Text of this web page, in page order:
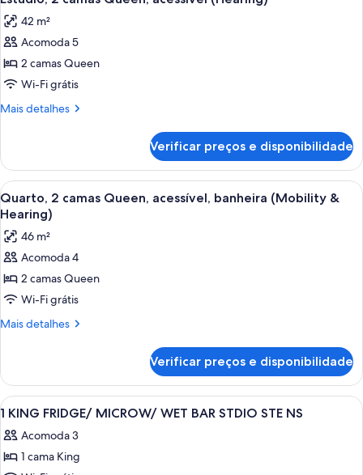
(Hearing)
todas
as
fotos
de
Estúdio,
2
acessível
(Hearing)
42 m²
Acomoda 5
2 camas Queen
Wi-Fi grátis
Mais detalhes
Mais
2
camas
Queen,
acessível
(Hearing)
Verificar preços e disponibilidade
Carrega
todas
as
fotos
de
Quarto,
2
camas
banheira
(Mobility
&
Hearing)
Quarto de hotel moderno com
7
Quarto, 2 camas Queen, acessível, banheira (Mobility &
Hearing)
46 m²
Acomoda 4
2 camas Queen
Wi-Fi grátis
Mais detalhes
Mais
2
camas
Queen,
banheira
(Mobility
Verificar preços e disponibilidade
Carrega
todas
as
fotos
Quarto de hotel moderno com sofá,
12
1 KING FRIDGE/ MICROW/ WET BAR STDIO STE NS
Acomoda 3
1 cama King